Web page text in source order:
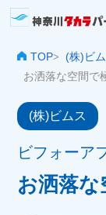
TOP> (株)ビ
お洒落な空間で
(株)ビムス
ビフォーア
お洒落